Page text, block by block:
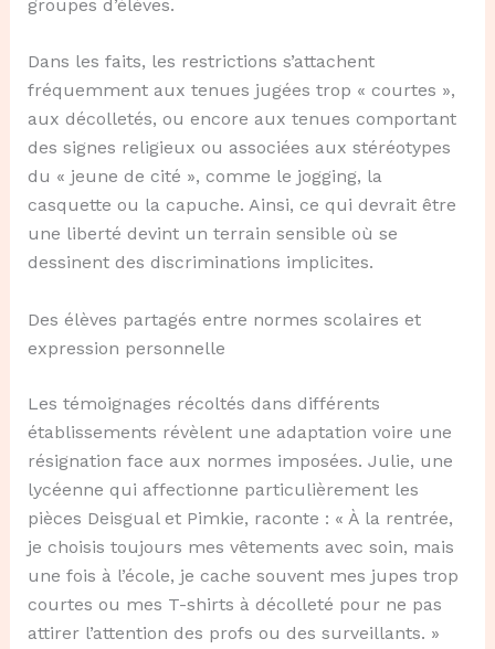
groupes d’élèves.
Dans les faits, les restrictions s’attachent
fréquemment aux tenues jugées trop « courtes »,
aux décolletés, ou encore aux tenues comportant
des signes religieux ou associées aux stéréotypes
du « jeune de cité », comme le jogging, la
casquette ou la capuche. Ainsi, ce qui devrait être
une liberté devint un terrain sensible où se
dessinent des discriminations implicites.
Des élèves partagés entre normes scolaires et
expression personnelle
Les témoignages récoltés dans différents
établissements révèlent une adaptation voire une
résignation face aux normes imposées. Julie, une
lycéenne qui affectionne particulièrement les
pièces Deisgual et Pimkie, raconte : « À la rentrée,
je choisis toujours mes vêtements avec soin, mais
une fois à l’école, je cache souvent mes jupes trop
courtes ou mes T-shirts à décolleté pour ne pas
attirer l’attention des profs ou des surveillants. »